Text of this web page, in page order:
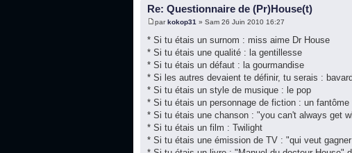
Re: Questionnaire de (Pr)House(t)
parkokop31 » Sam 26 Juin 2010 16:27
* Si tu étais un surnom : miss aime Dr House
* Si tu étais une qualité : la gentillesse
* Si tu étais un défaut : la gourmandise
* Si les autres devaient te définir, tu serais :
* Si tu étais un style de musique : le pop
* Si tu étais un personnage de fiction : un fantôme
* Si tu étais une chanson : "you can't always get
* Si tu étais un film : Twilight
* Si tu étais une émission de TV : "qui veut